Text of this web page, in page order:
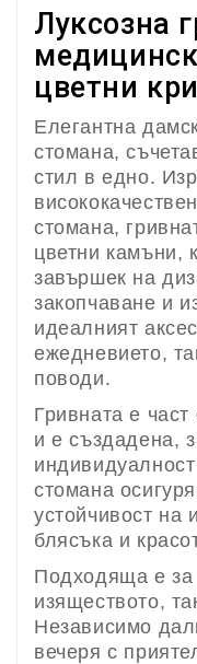
Луксозна
цветни
Елегантна
стомана,
стил в едно.
стомана,
цветни камъни,
завършек на
закопчаване и
идеалният
ежедневието,
поводи.
Гривната е
и е създадена,
стомана
устойчивост на
блясъка и
Подходяща е за
изяществото,
Независимо
вечеря с